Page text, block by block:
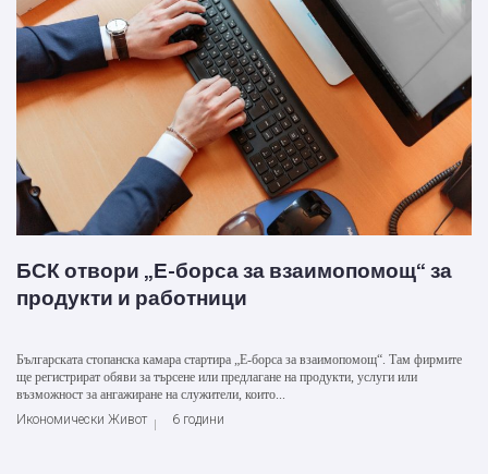
БСК отвори „Е-борса за взаимопомощ“ за
продукти и работници
Българската стопанска камара стартира „Е-борса за взаимопомощ“. Там фирмите
ще регистрират обяви за търсене или предлагане на продукти, услуги или
възможност за ангажиране на служители, които...
Икономически Живот
6 години